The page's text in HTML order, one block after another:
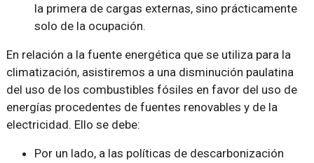
la primera de cargas externas, sino prácticamente
solo de la ocupación.
En relación a la fuente energética que se utiliza para la
climatización, asistiremos a una disminución paulatina
del uso de los combustibles fósiles en favor del uso de
energías procedentes de fuentes renovables y de la
electricidad. Ello se debe:
Por un lado, a las políticas de descarbonización